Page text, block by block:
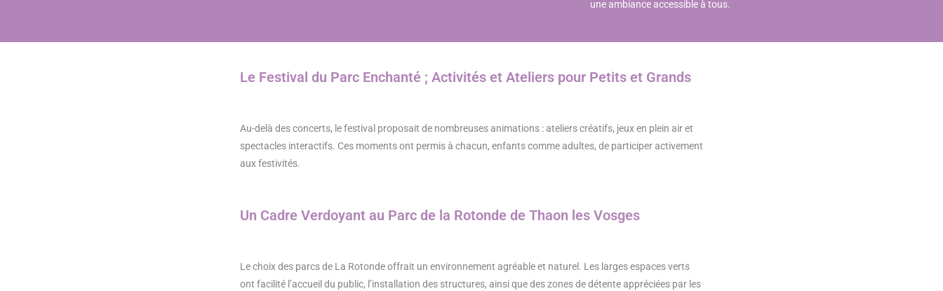
une ambiance accessible à tous.
Le Festival du Parc Enchanté ; Activités et Ateliers pour Petits et Grands
Au-delà des concerts, le festival proposait de nombreuses animations : ateliers créatifs, jeux en plein air et
spectacles interactifs. Ces moments ont permis à chacun, enfants comme adultes, de participer activement
aux festivités.
Un Cadre Verdoyant au Parc de la Rotonde de Thaon les Vosges
Le choix des parcs de La Rotonde offrait un environnement agréable et naturel. Les larges espaces verts
ont facilité l’accueil du public, l’installation des structures, ainsi que des zones de détente appréciées par les